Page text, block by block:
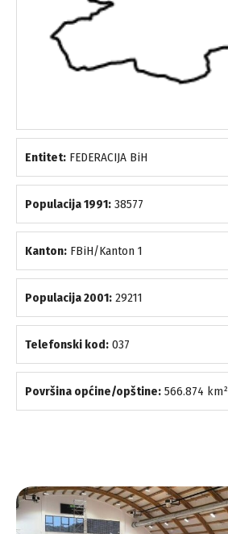
Entitet: FEDERACIJA BiH
Populacija 1991: 38577
Kanton: FBiH/Kanton 1
Populacija 2001: 29211
Telefonski kod: 037
Površina općine/opštine: 566.874 km²